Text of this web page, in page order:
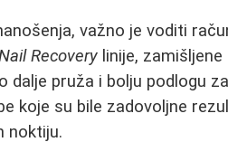
važno je voditi
Recovery linije,
dalje pruža i bolju podlogu
koje su bile zadovoljne
noktiju.